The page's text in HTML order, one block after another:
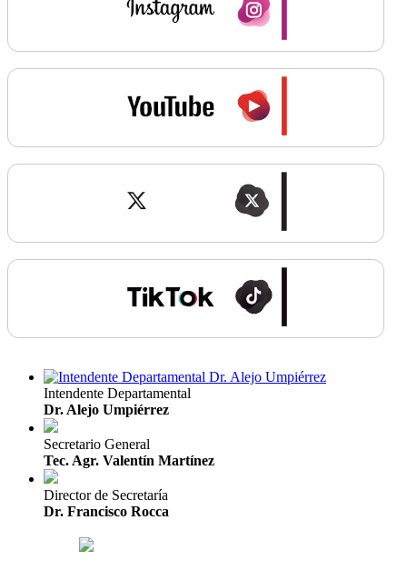
Intendente Departamental
Dr. Alejo Umpiérrez
Secretario General
Tec. Agr. Valentín Martínez
Director de Secretaría
Dr. Francisco Rocca